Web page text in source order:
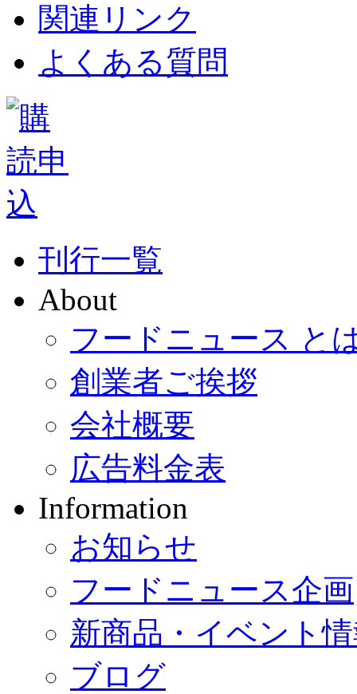
関連リンク
よくある質問
刊行一覧
About
フードニュース と
創業者ご挨拶
会社概要
広告料金表
Information
お知らせ
フードニュース企画
新商品・イベント
ブログ